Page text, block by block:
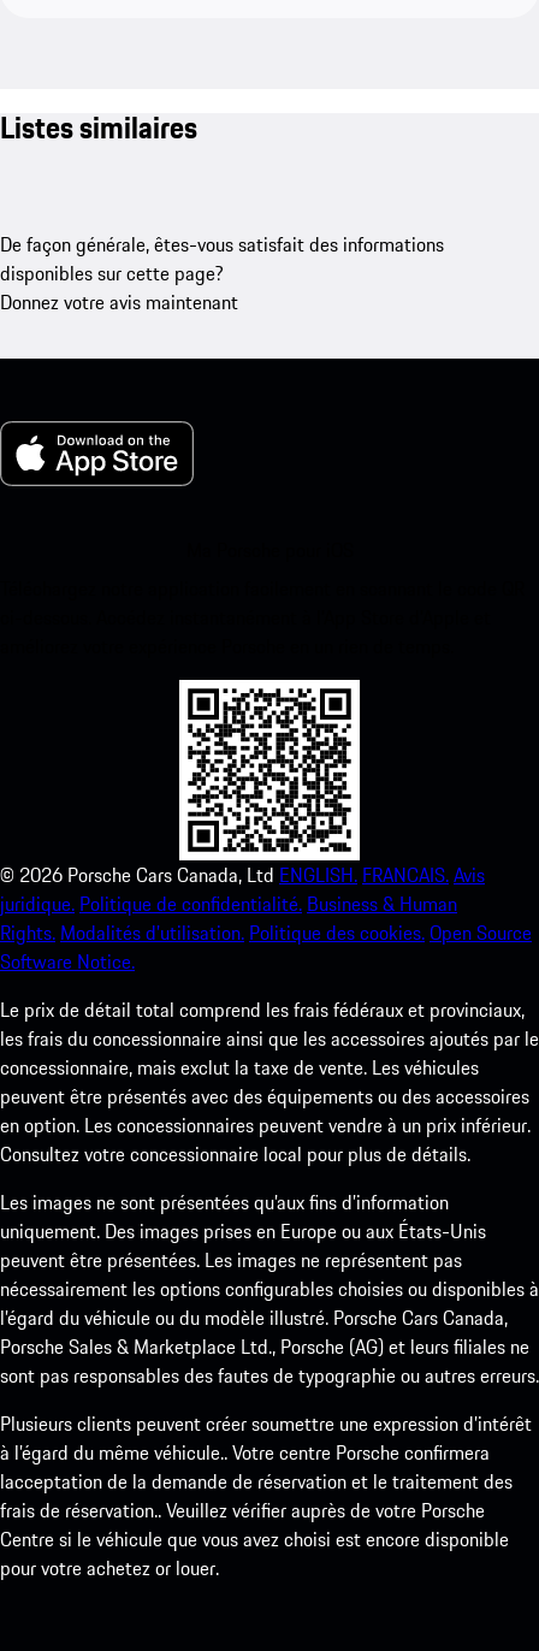
Listes similaires
De façon générale, êtes-vous satisfait des informations
disponibles sur cette page?
Donnez votre avis maintenant
© 2026 Porsche Cars Canada, Ltd ENGLISH. FRANCAIS.Avis
juridique. Politique de confidentialité. Business & Human
Rights. Modalités d’utilisation. Politique des cookies.Open Source
Software Notice.
Le prix de détail total comprend les frais fédéraux et provinciaux,
les frais du concessionnaire ainsi que les accessoires ajoutés par le
concessionnaire, mais exclut la taxe de vente. Les véhicules
peuvent être présentés avec des équipements ou des accessoires
en option. Les concessionnaires peuvent vendre à un prix inférieur.
Consultez votre concessionnaire local pour plus de détails.
Les images ne sont présentées qu’aux fins d’information
uniquement. Des images prises en Europe ou aux États-Unis
peuvent être présentées. Les images ne représentent pas
nécessairement les options configurables choisies ou disponibles à
l’égard du véhicule ou du modèle illustré. Porsche Cars Canada,
Porsche Sales & Marketplace Ltd., Porsche (AG) et leurs filiales ne
sont pas responsables des fautes de typographie ou autres erreurs.
Plusieurs clients peuvent créer soumettre une expression d’intérêt
à l’égard du même véhicule.. Votre centre Porsche confirmera
lacceptation de la demande de réservation et le traitement des
frais de réservation.. Veuillez vérifier auprès de votre Porsche
Centre si le véhicule que vous avez choisi est encore disponible
pour votre achetez or louer.